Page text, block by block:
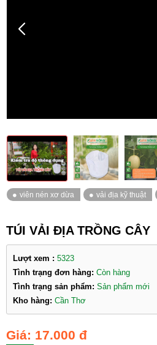
TÚI VẢI ĐỊA TRỒNG CÂY
Lượt xem : 5323
Tình trạng đơn hàng: Còn hàng
Tình trạng sản phẩm: Sản phẩm mới
Kho hàng: Cần Thơ
17.000 đ